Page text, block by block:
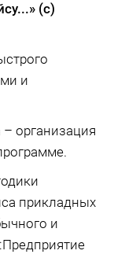
(с)
и
организация
прикладных
и